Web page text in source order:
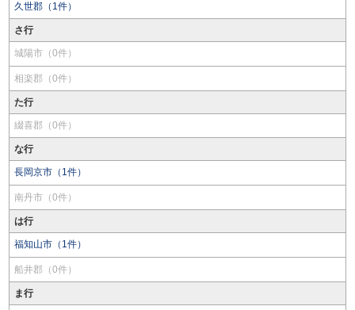
久世郡（1件）
さ行
城陽市（0件）
相楽郡（0件）
た行
綴喜郡（0件）
な行
長岡京市（1件）
南丹市（0件）
は行
福知山市（1件）
船井郡（0件）
ま行